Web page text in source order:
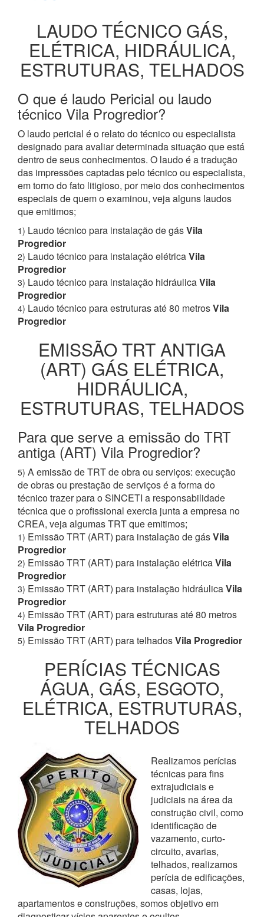
LAUDO TÉCNICO GÁS,
ELÉTRICA, HIDRÁULICA,
ESTRUTURAS, TELHADOS
O que é laudo Pericial ou laudo
técnico Vila Progredior?
O laudo pericial é o relato do técnico ou especialista
designado para avaliar determinada situação que está
dentro de seus conhecimentos. O laudo é a tradução
das impressões captadas pelo técnico ou especialista,
em torno do fato litigioso, por meio dos conhecimentos
especiais de quem o examinou, veja alguns laudos
que emitimos;
1) Laudo técnico para instalação de gásVila
Progredior
2) Laudo técnico para instalação elétricaVila
Progredior
3) Laudo técnico para instalação hidráulicaVila
Progredior
4) Laudo técnico para estruturas até 80 metrosVila
Progredior
EMISSÃO TRT ANTIGA
(ART) GÁS ELÉTRICA,
HIDRÁULICA,
ESTRUTURAS, TELHADOS
Para que serve a emissão do TRT
antiga (ART) Vila Progredior?
5) A emissão de TRT de obra ou serviços: execução
de obras ou prestação de serviços é a forma do
técnico trazer para o SINCETI a responsabilidade
técnica que o profissional exercia junta a empresa no
CREA, veja algumas TRT que emitimos;
1) Emissão TRT (ART) para instalação de gásVila
Progredior
2) Emissão TRT (ART) para instalação elétricaVila
Progredior
3) Emissão TRT (ART) para instalação hidráulicaVila
Progredior
4) Emissão TRT (ART) para estruturas até 80 metros
Vila Progredior
5) Emissão TRT (ART) para telhadosVila Progredior
PERÍCIAS TÉCNICAS
ÁGUA, GÁS, ESGOTO,
ELÉTRICA, ESTRUTURAS,
TELHADOS
Realizamos perícias
técnicas para fins
extrajudiciais e
judiciais na área da
construção civil, como
identificação de
vazamento, curto-
circuito, avarias,
telhados, realizamos
perícia de edificações,
casas, lojas,
apartamentos e construções, somos objetivo em